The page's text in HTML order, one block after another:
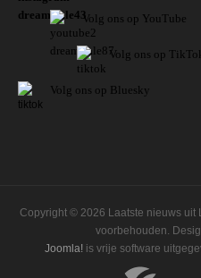
Volg ons op YouTube
Volg ons op
Volg ons op Bluesky
Copyright © 2026 Laatste nieuws uit
voorbehouden.
Joomla! is vrije software